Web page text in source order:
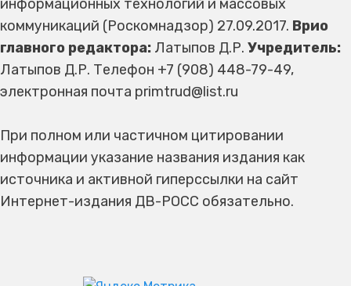
информационных технологий и массовых
коммуникаций (Роскомнадзор) 27.09.2017. Врио
главного редактора: Латыпов Д.Р. Учредитель:
Латыпов Д.Р. Телефон +7 (908) 448-79-49,
электронная почта primtrud@list.ru
При полном или частичном цитировании
информации указание названия издания как
источника и активной гиперссылки на сайт
Интернет-издания ДВ-РОСС обязательно.